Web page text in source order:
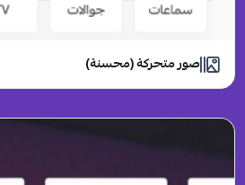
صور متحركة (محسنة)